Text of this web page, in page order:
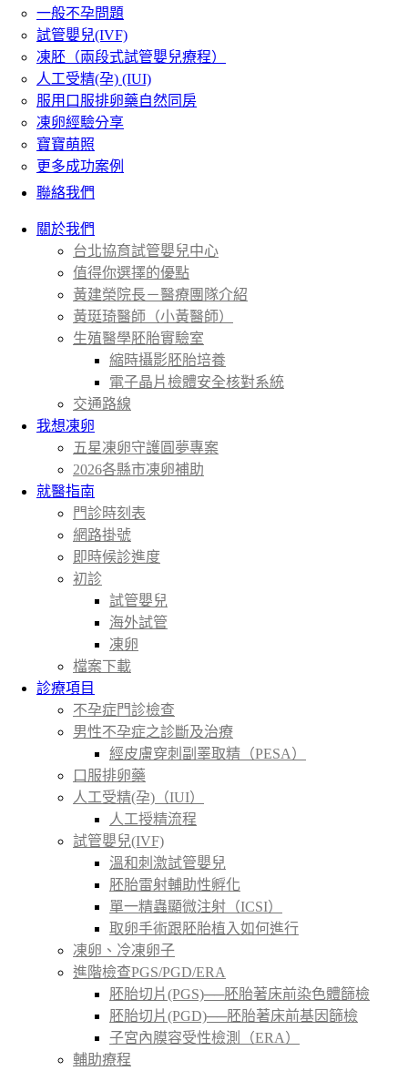
一般不孕問題
試管嬰兒(IVF)
凍胚（兩段式試管嬰兒療程）
人工受精(孕) (IUI)
服用口服排卵藥自然同房
凍卵經驗分享
寶寶萌照
更多成功案例
聯絡我們
關於我們
台北協育試管嬰兒中心
值得你選擇的優點
黃建榮院長－醫療團隊介紹
黃珽琦醫師（小黃醫師）
生殖醫學胚胎實驗室
縮時攝影胚胎培養
電子晶片檢體安全核對系統
交通路線
我想凍卵
五星凍卵守護圓夢專案
2026各縣市凍卵補助
就醫指南
門診時刻表
網路掛號
即時候診進度
初診
試管嬰兒
海外試管
凍卵
檔案下載
診療項目
不孕症門診檢查
男性不孕症之診斷及治療
經皮膚穿刺副睪取精（PESA）
口服排卵藥
人工受精(孕)（IUI）
人工授精流程
試管嬰兒(IVF)
溫和刺激試管嬰兒
胚胎雷射輔助性孵化
單一精蟲顯微注射（ICSI）
取卵手術跟胚胎植入如何進行
凍卵、冷凍卵子
進階檢查PGS/PGD/ERA
胚胎切片(PGS)──胚胎著床前染色體篩檢
胚胎切片(PGD)──胚胎著床前基因篩檢
子宮內膜容受性檢測（ERA）
輔助療程